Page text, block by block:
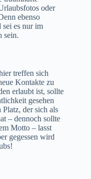
oder
ebenso
es nur im
sein.
treffen sich
Kontakte zu
erlaubt ist, sollte
gesehen
der sich als
– dennoch sollte
Motto – lasst
gegessen wird